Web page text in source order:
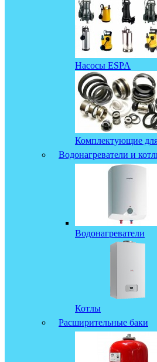
Насосы ESPA
Комплектующие
Водонагреватели и
Водонагреватели
Котлы
Расширительные баки